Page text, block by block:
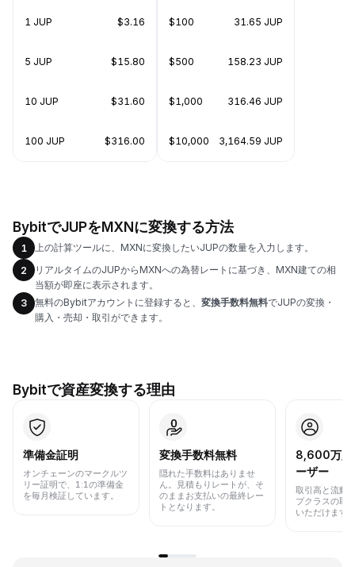
1 JUP $3.16
5 JUP $15.80
10 JUP $31.60
100 JUP $316.00
$100 31.65 JUP
$500 158.23 JUP
$1,000 316.46 JUP
$10,000 3,164.59 JUP
BybitでJUPをMXNに変換する方法
1
上の計算ツールに、MXNに変換したいJUPの数量を入力します。
2
リアルタイムのJUPからMXNへの為替レートに基づき、MXN建ての相
当額が即座に表示されます。
3
無料のBybitアカウントに登録すると、 変換手数料無料でJUPの変換・
購入・売却・取引ができます。
Bybitで資産変換する理由
準備金証明
オンチェーンのマークルツ
リー証明で、1:1の準備金
を毎月検証しています。
変換手数料無料
隠れた手数料はありませ
ん。見積もりレートが、そ
のままお支払いの最終レー
トとなります。
8,600万人
ーザー
取引高と流動
プクラスの取
いただけます